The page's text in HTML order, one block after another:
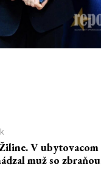
V ubytovacom
muž so zbraňou